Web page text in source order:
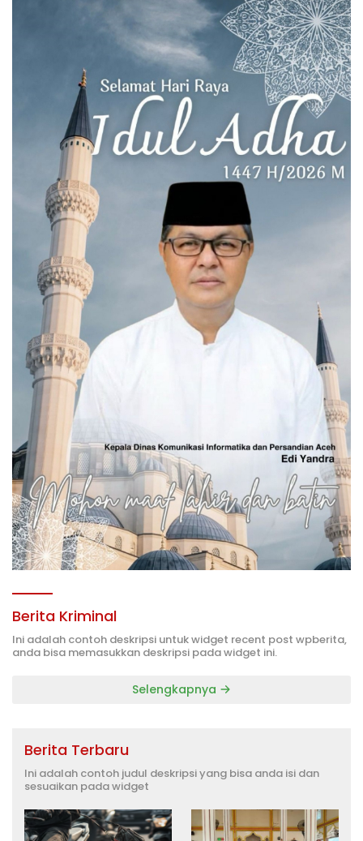
Berita Kriminal
Ini adalah contoh deskripsi untuk widget recent post wpberita,
anda bisa memasukkan deskripsi pada widget ini.
Selengkapnya
Berita Terbaru
Ini adalah contoh judul deskripsi yang bisa anda isi dan
sesuaikan pada widget